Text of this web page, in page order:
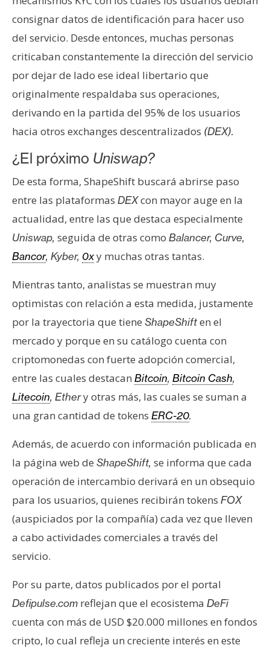
t
a
c
t
o
y
P
u
l
i
i
d
a
d
consignar datos de identificación para hacer uso
del servicio. Desde entonces, muchas personas
criticaban constantemente la dirección del servicio
por dejar de lado ese ideal libertario que
originalmente respaldaba sus operaciones,
derivando en la partida del 95% de los usuarios
hacia otros exchanges descentralizados (DEX).
¿El próximo Uniswap?
De esta forma, ShapeShift buscará abrirse paso
entre las plataformas DEXcon mayor auge en la
actualidad, entre las que destaca especialmente
Uniswap, seguida de otras como Balancer, Curve,
Bancor, Kyber, 0xy muchas otras tantas.
Mientras tanto, analistas se muestran muy
optimistas con relación a esta medida, justamente
por la trayectoria que tiene ShapeShiften el
mercado y porque en su catálogo cuenta con
criptomonedas con fuerte adopción comercial,
entre las cuales destacan Bitcoin, Bitcoin Cash,
Litecoin, Ethery otras más, las cuales se suman a
una gran cantidad de tokens ERC-20.
Además, de acuerdo con información publicada en
la página web de ShapeShift, se informa que cada
operación de intercambio derivará en un obsequio
para los usuarios, quienes recibirán tokens FOX
(auspiciados por la compañía) cada vez que lleven
a cabo actividades comerciales a través del
servicio.
Por su parte, datos publicados por el portal
Defipulse.com reflejan que el ecosistema DeFi
cuenta con más de USD $20.000 millones en fondos
cripto, lo cual refleja un creciente interés en este